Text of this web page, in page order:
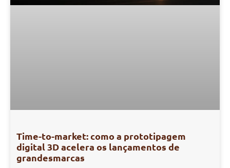
Time-to-market: como a prototipagem
digital 3D acelera os lançamentos de
grandesmarcas